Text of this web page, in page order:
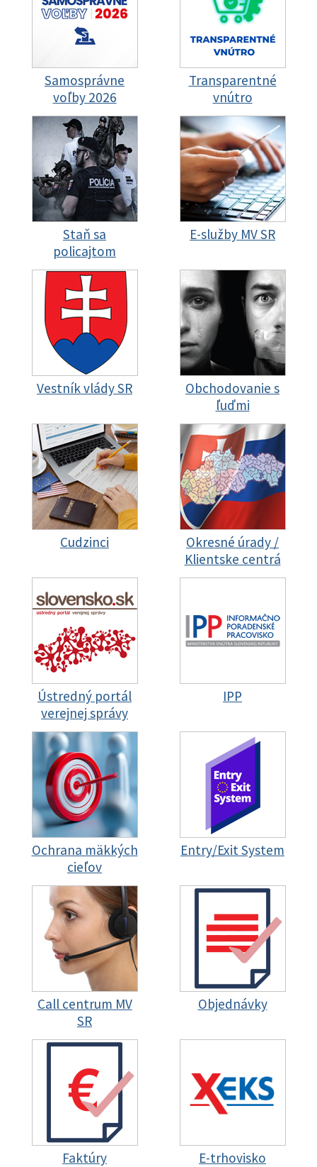
Samosprávne
voľby 2026
Transparentné
vnútro
Staň sa
policajtom
E-služby MV SR
Vestník vlády SR
Obchodovanie s
ľuďmi
Cudzinci
Okresné úrady /
Klientske centrá
Ústredný portál
verejnej správy
IPP
Ochrana mäkkých
cieľov
Entry/Exit System
Call centrum MV
SR
Objednávky
Faktúry E-trhovisko